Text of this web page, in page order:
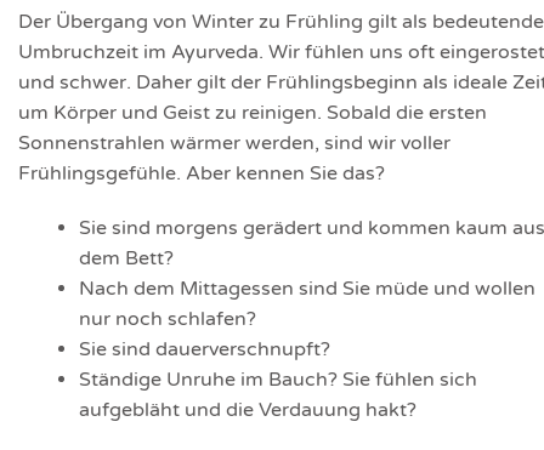
Der Übergang von Winter zu Frühling gilt als bedeutende
Umbruchzeit im Ayurveda. Wir fühlen uns oft eingerostet
und schwer. Daher gilt der Frühlingsbeginn als ideale
um Körper und Geist zu reinigen. Sobald die ersten
Sonnenstrahlen wärmer werden, sind wir voller
Frühlingsgefühle. Aber kennen Sie das?
Sie sind morgens gerädert und kommen kaum aus
dem Bett?
Nach dem Mittagessen sind Sie müde und wollen
nur noch schlafen?
Sie sind dauerverschnupft?
Ständige Unruhe im Bauch? Sie fühlen sich
aufgebläht und die Verdauung hakt?